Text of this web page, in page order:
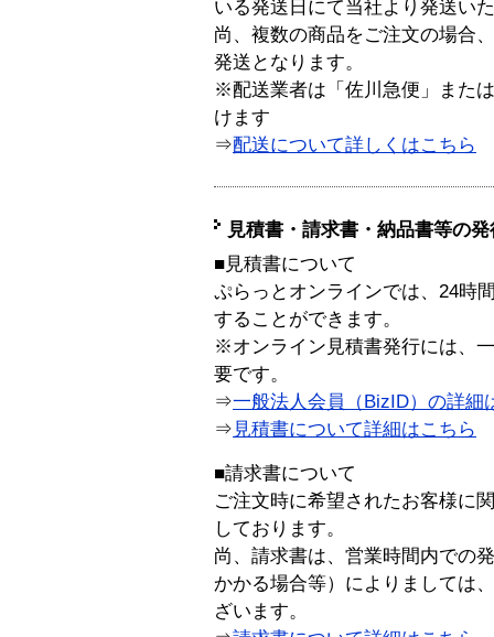
いる発送日にて当社より発送い
尚、複数の商品をご注文の場合
発送となります。
※配送業者は「佐川急便」また
けます
⇒配送について詳しくはこちら
見積書・請求書・納品書等の
■見積書について
ぷらっとオンラインでは、24時
することができます。
※オンライン見積書発行には、
要です。
⇒一般法人会員（BizID）の詳細
⇒ 見積書について詳細はこちら
■請求書について
ご注文時に希望されたお客様に
しております。
尚、請求書は、営業時間内での
かかる場合等）によりましては
ざいます。